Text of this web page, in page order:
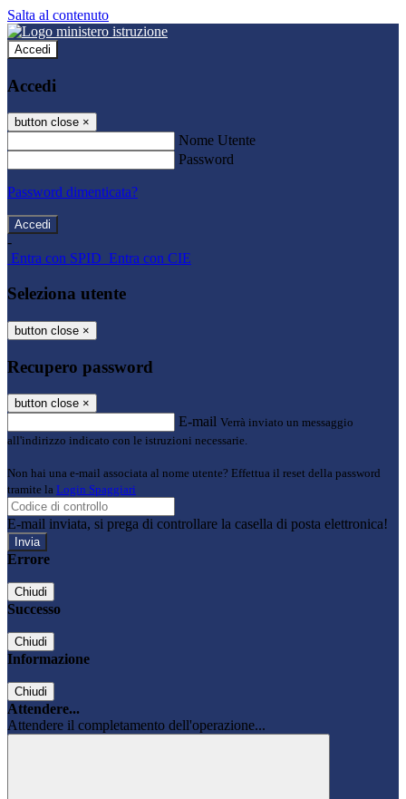
Salta al contenuto
Accedi
Accedi
button close ×
Nome Utente
Password
Password dimenticata?
-
Entra con SPID Entra con CIE
Seleziona utente
button close ×
Recupero password
button close ×
E-mail Verrà inviato un messaggio
all'indirizzo indicato con le istruzioni necessarie.
Non hai una e-mail associata al nome utente? Effettua il reset della password
tramite la Login Spaggiari
E-mail inviata, si prega di controllare la casella di posta elettronica!
Errore
Chiudi
Successo
Chiudi
Informazione
Chiudi
Attendere...
Attendere il completamento dell'operazione...